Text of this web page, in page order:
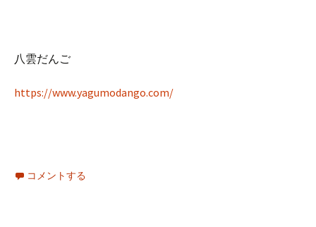
八雲だんご
https://www.yagumodango.com/
コメントする